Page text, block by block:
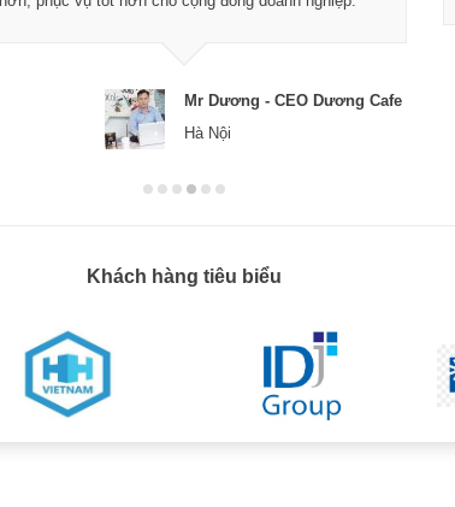
Mr Dương - CEO Dương Cafe
Hà Nội
Khách hàng tiêu biểu